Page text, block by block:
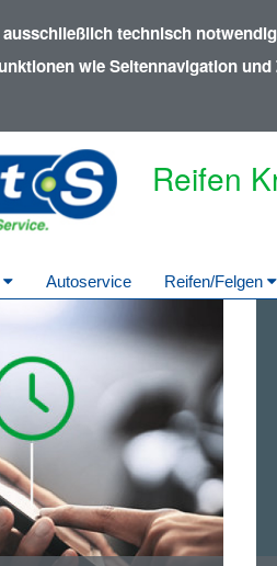
technisch
wie Seitennavigation
Reifen
Autoservice Reifen/Felgen